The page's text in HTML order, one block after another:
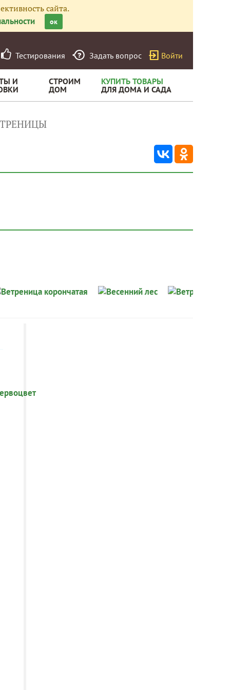
сайта.
ок
Тестирования Задать вопрос Войти
И
СТРОИМ
ДОМ
КУПИТЬ ТОВАРЫ
ДЛЯ ДОМА И САДА